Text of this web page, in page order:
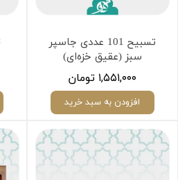
تسبیح 101 عددی جاسپر
سبز (عقیق خزه‌ای)
۱,۵۵۱,۰۰۰ تومان
افزودن به سبد خرید